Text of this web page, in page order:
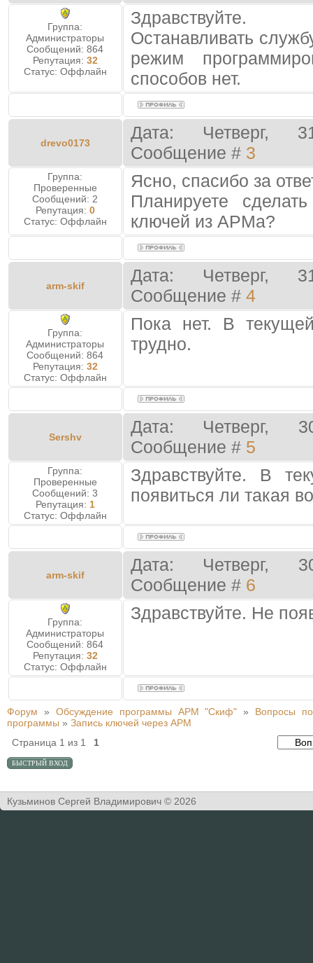
Группа:
Администраторы
Сообщений:864
Репутация: 32
Статус: Оффлайн
Здравствуйте.
Останавливать
режим
способов нет.
drevo0173
Дата: Четверг,
Сообщение # 3
Группа:
Проверенные
Сообщений: 2
Репутация: 0
Статус: Оффлайн
Ясно, спасибо за
Планируете
ключей из АРМа?
arm-skif
Дата: Четверг,
Сообщение # 4
Группа:
Администраторы
Сообщений:864
Репутация: 32
Статус: Оффлайн
Пока нет. В
трудно.
Sershv
Дата: Четверг,
Сообщение # 5
Группа:
Проверенные
Сообщений:3
Репутация: 1
Статус: Оффлайн
Здравствуйте. В
появиться ли такая
arm-skif
Дата: Четверг,
Сообщение # 6
Группа:
Администраторы
Сообщений:864
Репутация: 32
Статус: Оффлайн
Здравствуйте. Не
Форум » Обсуждение программы АРМ "Скиф" »
Вопросы
программы » Запись ключей через АРМ
Страница 1 из 1 1
Кузьминов Сергей Владимирович © 2026